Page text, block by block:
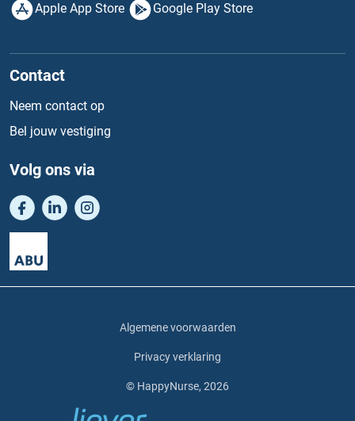
Apple App Store Google Play Store
Contact
Neem contact op
Bel jouw vestiging
Volg ons via
Algemene voorwaarden
Privacy verklaring
© HappyNurse, 2026